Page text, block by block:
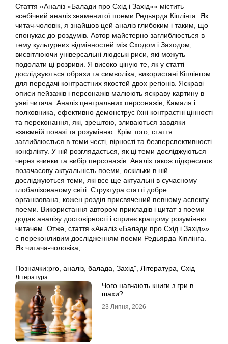
Стаття «Аналіз «Балади про Схід і Захід»» містить
всебічний аналіз знаменитої поеми Редьярда Кіплінга. Як
читач-чоловік, я знайшов цей аналіз глибоким і таким, що
спонукає до роздумів. Автор майстерно заглиблюється в
тему культурних відмінностей між Сходом і Заходом,
висвітлюючи універсальні людські риси, які можуть
подолати ці розриви. Я високо ціную те, як у статті
досліджуються образи та символіка, використані Кіплінгом
для передачі контрастних якостей двох регіонів. Яскраві
описи пейзажів і персонажів малюють яскраву картину в
уяві читача. Аналіз центральних персонажів, Камаля і
полковника, ефективно демонструє їхні контрастні цінності
та переконання, які, зрештою, зливаються завдяки
взаємній повазі та розумінню. Крім того, стаття
заглиблюється в теми честі, вірності та безперспективності
конфлікту. У ній розглядається, як ці теми досліджуються
через вчинки та вибір персонажів. Аналіз також підкреслює
позачасову актуальність поеми, оскільки в ній
досліджуються теми, які все ще актуальні в сучасному
глобалізованому світі. Структура статті добре
організована, кожен розділ присвячений певному аспекту
поеми. Використання автором прикладів і цитат з поеми
додає аналізу достовірності і сприяє кращому розумінню
читачем. Отже, стаття «Аналіз «Балади про Схід і Захід»»
є переконливим дослідженням поеми Редьярда Кіплінга.
Як читача-чоловіка,
Позначки:pro, аналіз, балада, Захід”, Література, Схід
Література
Чого навчають книги з гри в
шахи?
23 Липня, 2026